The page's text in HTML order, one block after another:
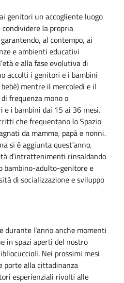
genitori un accogliente luogo
la propria
al contempo, ai
e ambienti educativi
e alla fase evolutiva di
accolti i genitori e i bambini
mentre il mercoledì e il
frequenza mono o
i bambini dai 15 ai 36 mesi.
che frequentano lo Spazio
da mamme, papà e nonni.
si è aggiunta quest’anno,
d’intrattenimenti rinsaldando
bambino-adulto-genitore e
di socializzazione e sviluppo
durante l’anno anche momenti
in spazi aperti del nostro
Nei prossimi mesi
porte alla cittadinanza
esperienziali rivolti alle